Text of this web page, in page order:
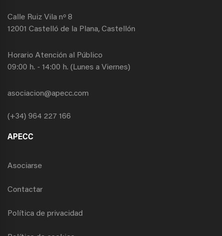
Calle Ruiz Vila nº 8
12001 Castelló de la Plana, Castellón
Horario Atención al Público
09:00 h. - 14:00 h. (Lunes a Viernes)
asociacion@apecc.com
(+34) 964 227 166
APECC
Asociarse
Contactar
Política de privacidad